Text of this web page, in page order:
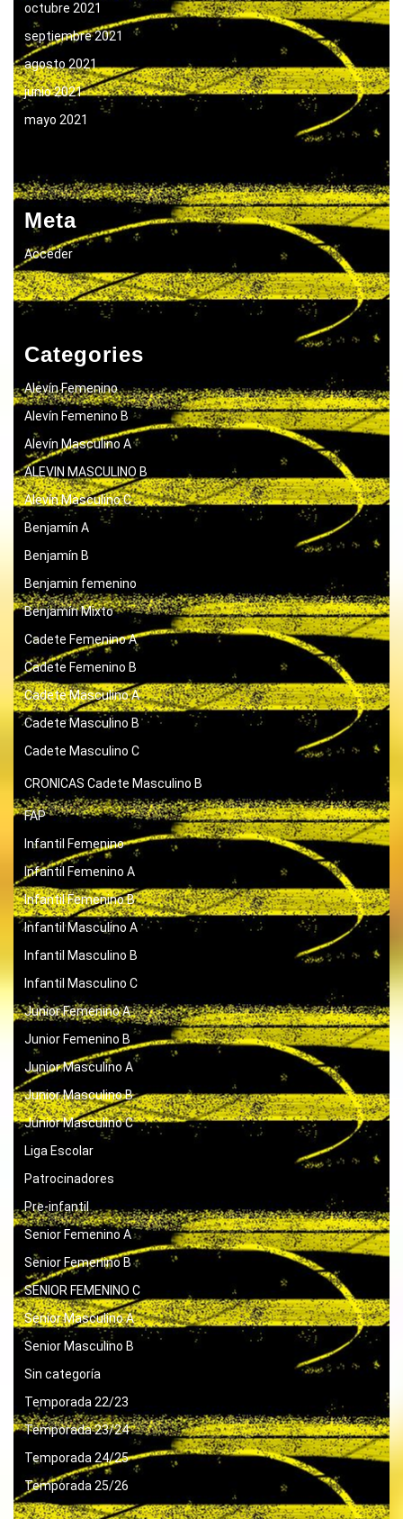
octubre 2021
septiembre 2021
agosto 2021
junio 2021
mayo 2021
Meta
Acceder
Categories
Alevín Femenino
Alevín Femenino B
Alevín Masculino A
ALEVIN MASCULINO B
Alevín Masculino C
Benjamín A
Benjamín B
Benjamin femenino
Benjamín Mixto
Cadete Femenino A
Cadete Femenino B
Cadete Masculino A
Cadete Masculino B
Cadete Masculino C
CRONICAS Cadete Masculino B
FAP
Infantil Femenino
Infantil Femenino A
Infantil Femenino B
Infantil Masculino A
Infantil Masculino B
Infantil Masculino C
Junior Femenino A
Junior Femenino B
Junior Masculino A
Junior Masculino B
Junior Masculino C
Liga Escolar
Patrocinadores
Pre-infantil
Senior Femenino A
Senior Femenino B
SENIOR FEMENINO C
Senior Masculino A
Senior Masculino B
Sin categoría
Temporada 22/23
Temporada 23/24
Temporada 24/25
Temporada 25/26